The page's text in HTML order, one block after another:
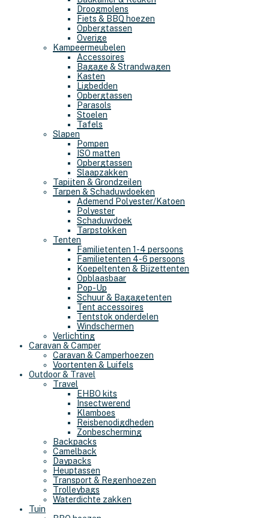
Droogmolens
Fiets & BBQ hoezen
Opbergtassen
Overige
Kampeermeubelen
Accessoires
Bagage & Strandwagen
Kasten
Ligbedden
Opbergtassen
Parasols
Stoelen
Tafels
Slapen
Pompen
ISO matten
Opbergtassen
Slaapzakken
Tapijten & Grondzeilen
Tarpen & Schaduwdoeken
Ademend Polyester/Katoen
Polyester
Schaduwdoek
Tarpstokken
Tenten
Familietenten 1-4 persoons
Familietenten 4-6 persoons
Koepeltenten & Bijzettenten
Opblaasbaar
Pop-Up
Schuur & Bagagetenten
Tent accessoires
Tentstok onderdelen
Windschermen
Verlichting
Caravan & Camper
Caravan & Camperhoezen
Voortenten & Luifels
Outdoor & Travel
Travel
EHBO kits
Insectwerend
Klamboes
Reisbenodigdheden
Zonbescherming
Backpacks
Camelback
Daypacks
Heuptassen
Transport & Regenhoezen
Trolleybags
Waterdichte zakken
Tuin